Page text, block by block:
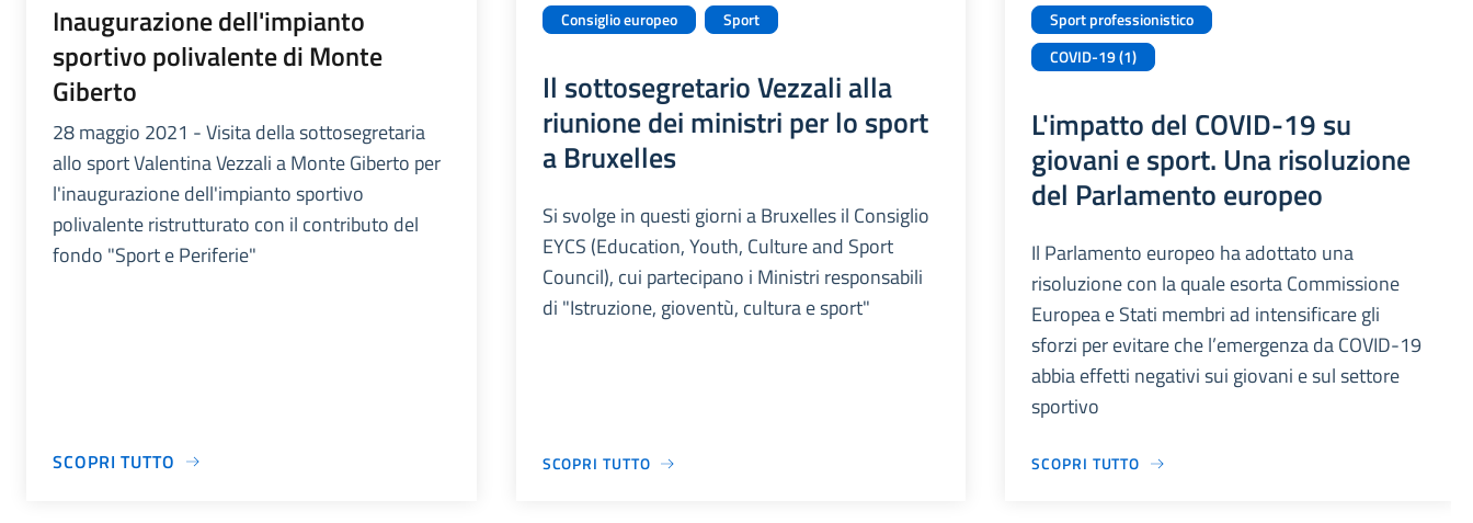
Inaugurazione dell'impianto
sportivo polivalente di Monte
Giberto
28 maggio 2021 - Visita della sottosegretaria
allo sport Valentina Vezzali a Monte Giberto per
l'inaugurazione dell'impianto sportivo
polivalente ristrutturato con il contributo del
fondo "Sport e Periferie"
SCOPRI TUTTO
Consiglio europeo
Sport
Il sottosegretario Vezzali alla
riunione dei ministri per lo sport
a Bruxelles
Si svolge in questi giorni a Bruxelles il Consiglio
EYCS (Education, Youth, Culture and Sport
Council), cui partecipano i Ministri responsabili
di "Istruzione, gioventù, cultura e sport"
SCOPRI TUTTO
Sport professionistico
COVID-19 (1)
L'impatto del COVID-19 su
giovani e sport. Una risoluzione
del Parlamento europeo
Il Parlamento europeo ha adottato una
risoluzione con la quale esorta Commissione
Europea e Stati membri ad intensificare gli
sforzi per evitare che l’emergenza da COVID-19
abbia effetti negativi sui giovani e sul settore
sportivo
SCOPRI TUTTO